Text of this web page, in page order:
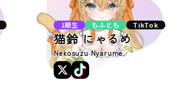
1期生 もふとも TikTok
猫鈴 にゃるめ
Nekosuzu Nyarume